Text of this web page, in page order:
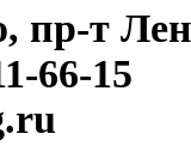
пр-т
66-15